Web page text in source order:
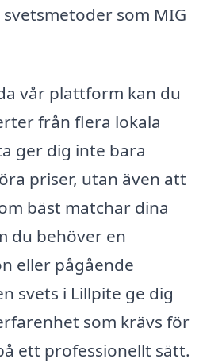
svetsmetoder som MIG
vår plattform kan du
från flera lokala
ger dig inte bara
priser, utan även att
bäst matchar dina
du behöver en
eller pågående
svets i Lillpite ge dig
som krävs för
ett professionellt sätt.